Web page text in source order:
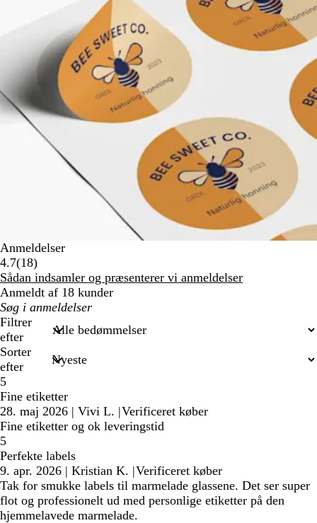
Anmeldelser
4.7(1818
anmeldelser
)
Sådan indsamler og præsenterer vi anmeldelser
Anmeldt af 18 kunder
Min
søgetekst
Filtrer
efter
Sorter
efter
5
Fine etiketter
28. maj 2026 | Vivi L. |Verificeret køber
Fine etiketter og ok leveringstid
5
Perfekte labels
9. apr. 2026 | Kristian K. |Verificeret køber
Tak for smukke labels til marmelade glassene. Det ser super
flot og professionelt ud med personlige etiketter på den
hjemmelavede marmelade.